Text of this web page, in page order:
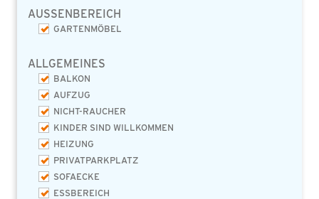
AUSSENBEREICH
GARTENMÖBEL
ALLGEMEINES
BALKON
AUFZUG
NICHT-RAUCHER
KINDER SIND WILLKOMMEN
HEIZUNG
PRIVATPARKPLATZ
SOFAECKE
ESSBEREICH